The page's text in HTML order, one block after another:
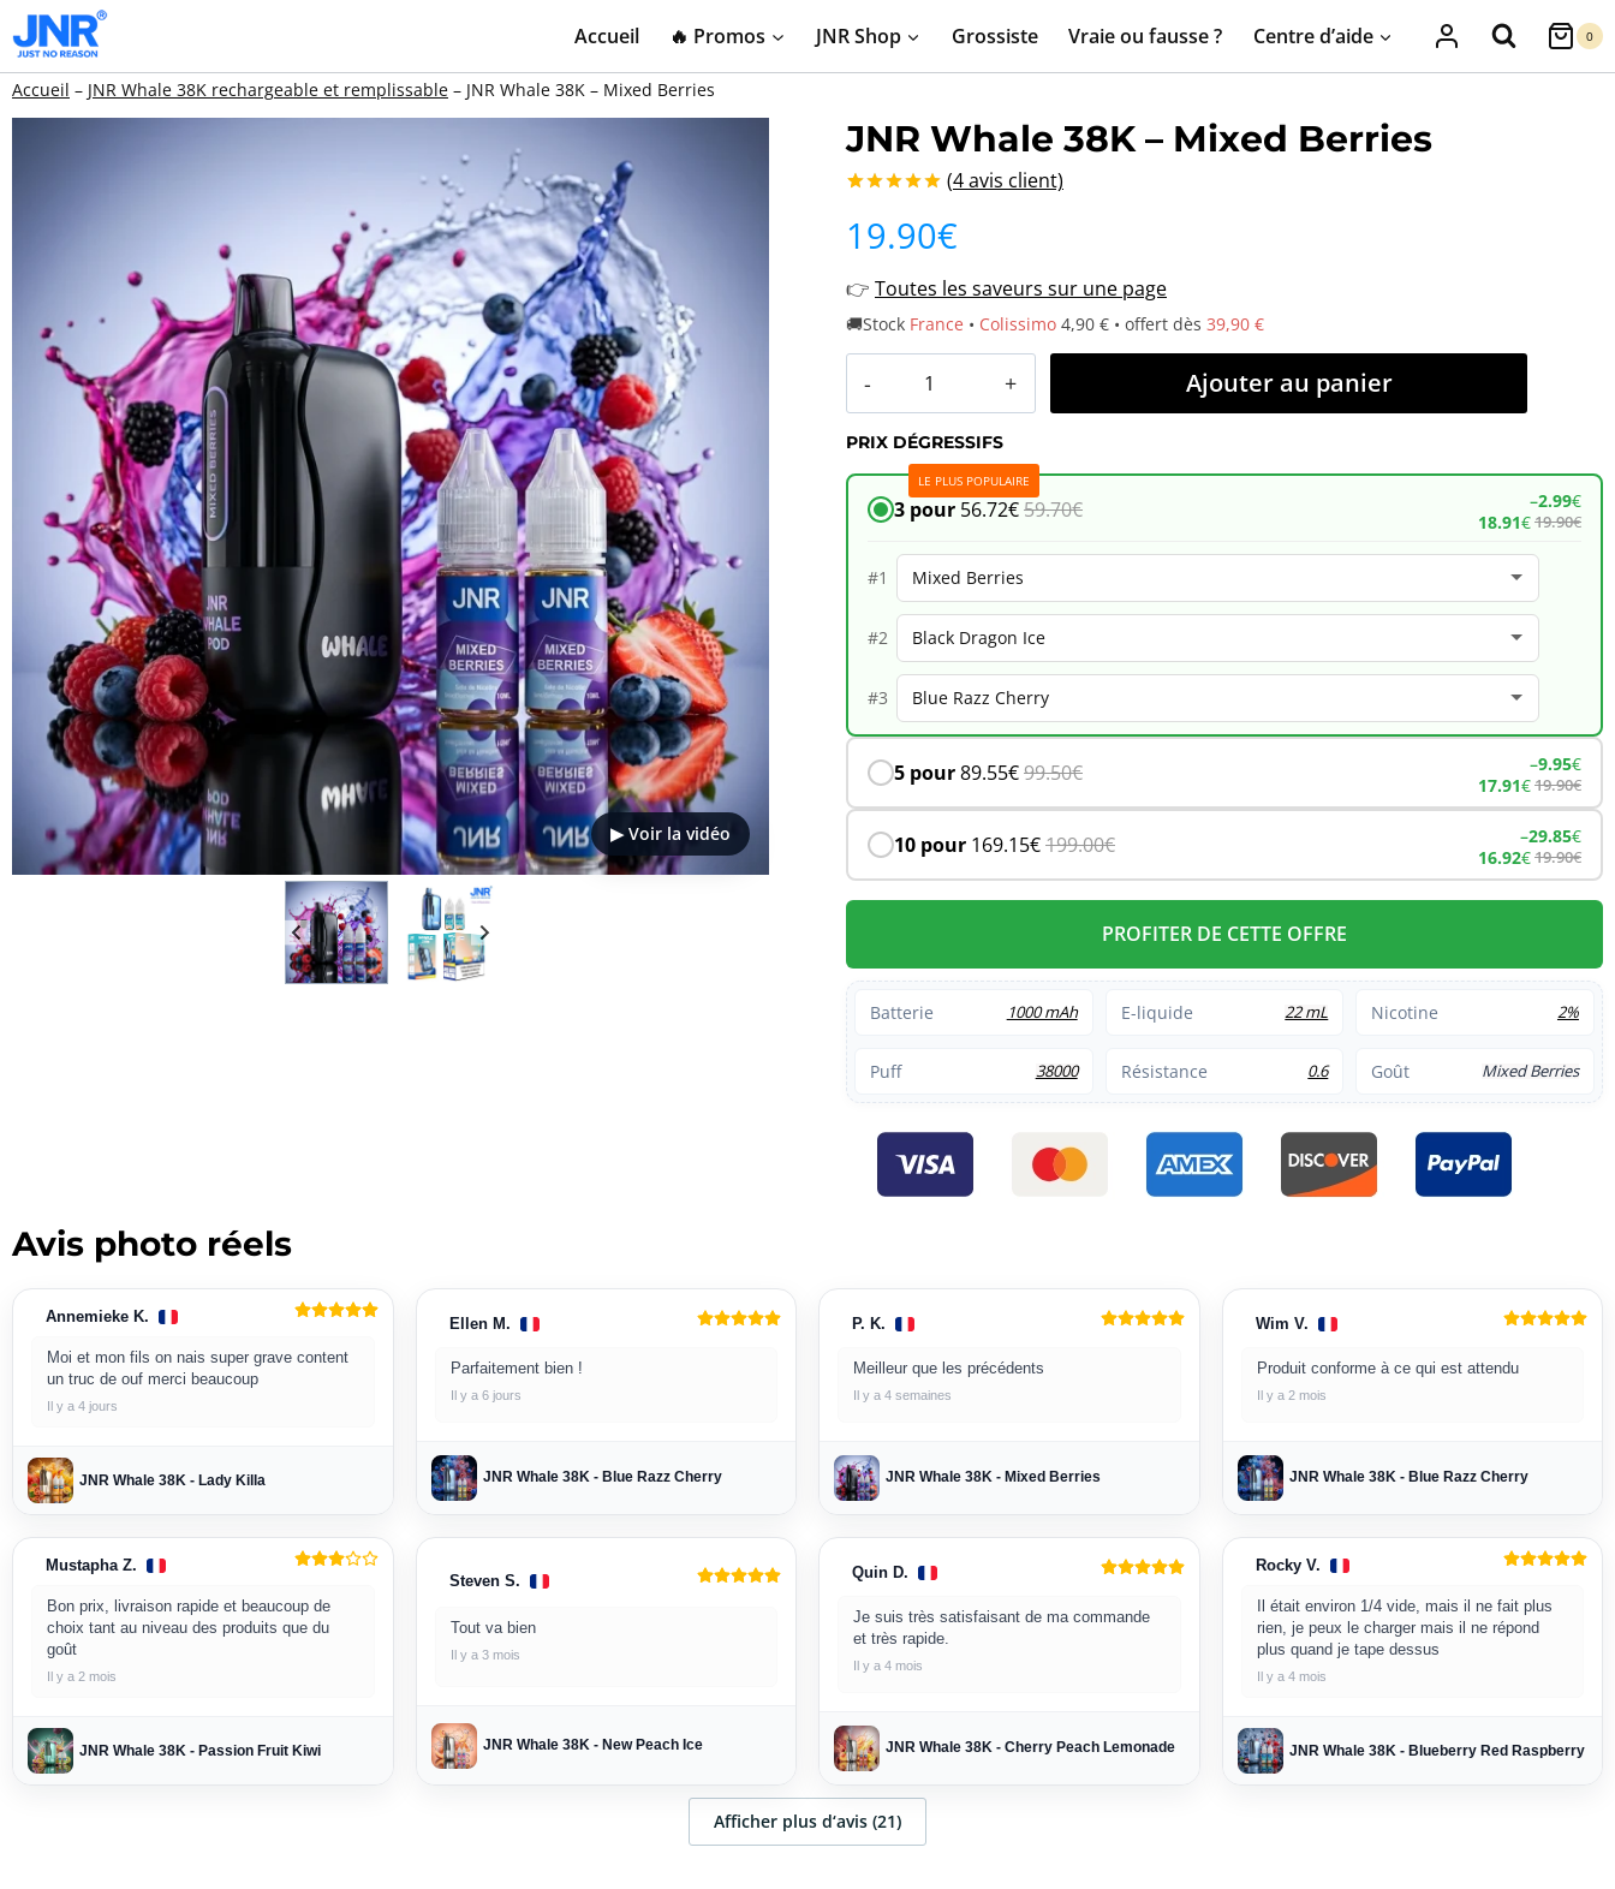
Aller
au
contenu
Accueil 🔥 Promos JNR Shop Grossiste Vraie ou fausse ? Centre d’aide 0
Accueil – JNR Whale 38K rechargeable et remplissable – JNR Whale 38K – Mixed Berries
▶ Voir la vidéo
JNR Whale 38K – Mixed Berries
sur 5 basé
sur
client
(4avis client)
19.90€
👉 Toutes les saveurs sur une page
🚚Stock France • Colissimo 4,90 € • offert dès 39,90 €
de
JNR
Whale
38K
Mixed
Berries
Ajouter au panier
PRIX DÉGRESSIFS
LE PLUS POPULAIRE
3 pour 56.72€59.70€ –2.99€
18.91€19.90€
#1
#2
#3
5 pour89.55€99.50€ –9.95€
17.91€19.90€
10 pour 169.15€199.00€ –29.85€
16.92€19.90€
PROFITER DE CETTE OFFRE
Batterie 1000 mAh E-liquide 22 mL Nicotine 2%
Puff 38000 Résistance 0.6 Goût Mixed Berries
Avis photo réels
Annemieke K.
Moi et mon fils on nais super grave content
un truc de ouf merci beaucoup
Il y a 4 jours
JNR Whale 38K - Lady Killa
Ellen M.
Parfaitement bien !
Il y a 6 jours
JNR Whale 38K - Blue Razz Cherry
P. K.
Meilleur que les précédents
Il y a 4 semaines
JNR Whale 38K - Mixed Berries
Wim V.
Produit conforme à ce qui est attendu
Il y a 2 mois
JNR Whale 38K - Blue Razz Cherry
Mustapha Z.
Bon prix, livraison rapide et beaucoup de
choix tant au niveau des produits que du
goût
Il y a 2 mois
JNR Whale 38K - Passion Fruit Kiwi
Steven S.
Tout va bien
Il y a 3 mois
JNR Whale 38K - New Peach Ice
Quin D.
Je suis très satisfaisant de ma commande
et très rapide.
Il y a 4 mois
JNR Whale 38K - Cherry Peach Lemonade
Rocky V.
Il était environ 1/4 vide, mais il ne fait plus
rien, je peux le charger mais il ne répond
plus quand je tape dessus
Il y a 4 mois
JNR Whale 38K - Blueberry Red Raspberry
Afficher plus d‘avis (21)